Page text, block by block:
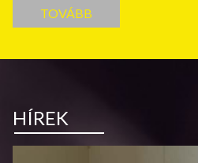
TOVÁBB
HÍREK